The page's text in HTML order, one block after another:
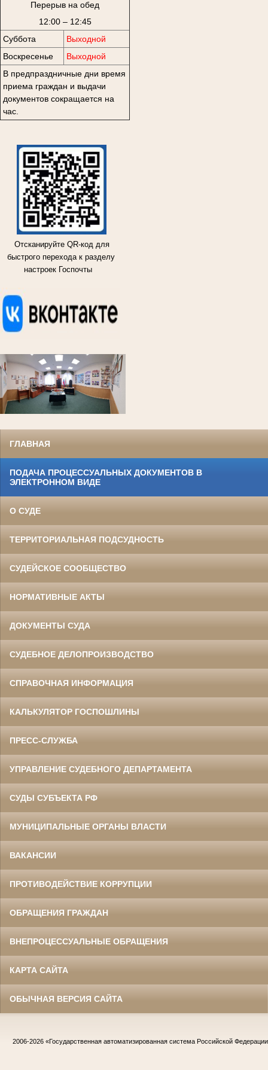
Перерыв на обед
12:00 – 12:45
Суббота
Выходной
Воскресенье
Выходной
В предпраздничные дни время
приема граждан и выдачи
документов сокращается на
час.
Отсканируйте QR-код для
быстрого перехода к разделу
настроек Госпочты
ГЛАВНАЯ
ПОДАЧА ПРОЦЕССУАЛЬНЫХ ДОКУМЕНТОВ В
ЭЛЕКТРОННОМ ВИДЕ
О СУДЕ
ТЕРРИТОРИАЛЬНАЯ ПОДСУДНОСТЬ
СУДЕЙСКОЕ СООБЩЕСТВО
НОРМАТИВНЫЕ АКТЫ
ДОКУМЕНТЫ СУДА
СУДЕБНОЕ ДЕЛОПРОИЗВОДСТВО
СПРАВОЧНАЯ ИНФОРМАЦИЯ
КАЛЬКУЛЯТОР ГОСПОШЛИНЫ
ПРЕСС-СЛУЖБА
УПРАВЛЕНИЕ СУДЕБНОГО ДЕПАРТАМЕНТА
СУДЫ СУБЪЕКТА РФ
МУНИЦИПАЛЬНЫЕ ОРГАНЫ ВЛАСТИ
ВАКАНСИИ
ПРОТИВОДЕЙСТВИЕ КОРРУПЦИИ
ОБРАЩЕНИЯ ГРАЖДАН
ВНЕПРОЦЕССУАЛЬНЫЕ ОБРАЩЕНИЯ
КАРТА САЙТА
ОБЫЧНАЯ ВЕРСИЯ САЙТА
2006-2026 «Государственная автоматизированная система Российской